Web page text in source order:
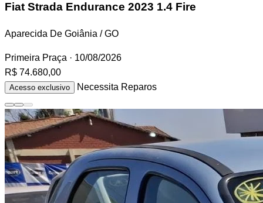
Fiat Strada Endurance 2023 1.4 Fire
Aparecida De Goiânia / GO
Primeira Praça · 10/08/2026
R$ 74.680,00
Acesso exclusivo Necessita Reparos